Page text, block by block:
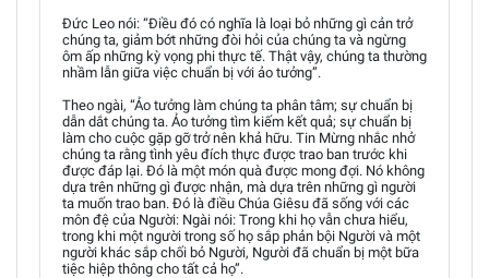
Đức Leo nói: “Điều đó có nghĩa là loại bỏ những gì cản trở
chúng ta, giảm bớt những đòi hỏi của chúng ta và ngừng
ôm ấp những kỳ vọng phi thực tế. Thật vậy, chúng ta thường
nhầm lẫn giữa việc chuẩn bị với ảo tưởng”.
Theo ngài, “Ảo tưởng làm chúng ta phân tâm; sự chuẩn bị
dẫn dắt chúng ta. Ảo tưởng tìm kiếm kết quả; sự chuẩn bị
làm cho cuộc gặp gỡ trở nên khả hữu. Tin Mừng nhắc nhở
chúng ta rằng tình yêu đích thực được trao ban trước khi
được đáp lại. Đó là một món quà được mong đợi. Nó không
dựa trên những gì được nhận, mà dựa trên những gì người
ta muốn trao ban. Đó là điều Chúa Giêsu đã sống với các
môn đệ của Người: Ngài nói: Trong khi họ vẫn chưa hiểu,
trong khi một người trong số họ sắp phản bội Người và một
người khác sắp chối bỏ Người, Người đã chuẩn bị một bữa
tiệc hiệp thông cho tất cả họ”.